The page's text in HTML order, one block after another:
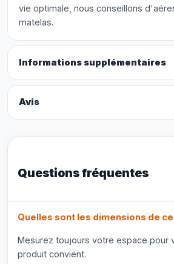
vie optimale, nous conseillons
matelas.
Informations supplémentaires
Avis
Questions fréquentes
Quelles sont les dimensions de
Mesurez toujours votre espace pour
produit convient.